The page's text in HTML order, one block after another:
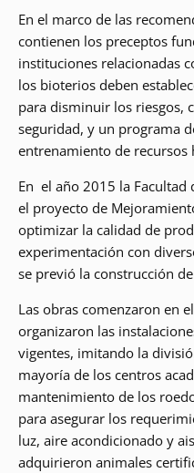
En el marco de las
contienen los preceptos
instituciones relacionadas
los bioterios deben
para disminuir los riesgos,
seguridad, y un programa
entrenamiento de recursos
En el año 2015 la Facultad
el proyecto de
optimizar la calidad de
experimentación con
se previó la construcción
Las obras comenzaron en
organizaron las
vigentes, imitando la
mayoría de los centros
mantenimiento de los
para asegurar los
luz, aire acondicionado y
adquirieron animales